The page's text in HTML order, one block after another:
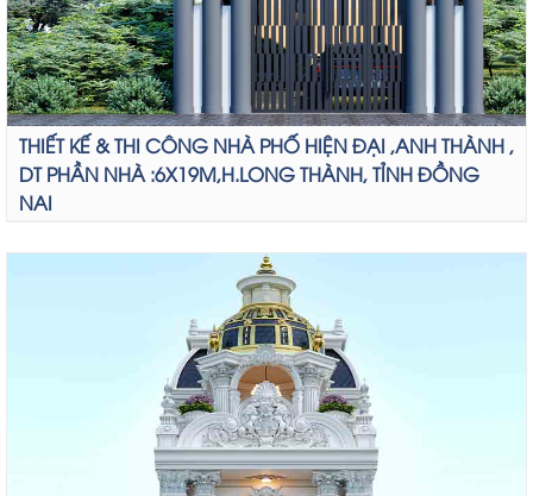
THIẾT KẾ & THI CÔNG NHÀ PHỐ HIỆN ĐẠI ,ANH THÀNH ,
DT PHẦN NHÀ :6X19M,H.LONG THÀNH, TỈNH ĐỒNG
NAI